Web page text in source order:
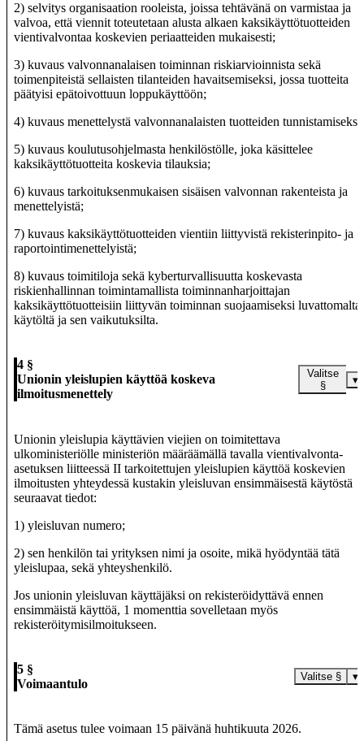
2) selvitys organisaation rooleista, joissa tehtävänä on varmistaa ja
valvoa, että viennit toteutetaan alusta alkaen kaksikäyttötuotteiden
vientivalvontaa koskevien periaatteiden mukaisesti;
3) kuvaus valvonnanalaisen toiminnan riskiarvioinnista sekä
toimenpiteistä sellaisten tilanteiden havaitsemiseksi, jossa tuotteita
päätyisi epätoivottuun loppukäyttöön;
4) kuvaus menettelystä valvonnanalaisten tuotteiden tunnistamiseksi;
5) kuvaus koulutusohjelmasta henkilöstölle, joka käsittelee
kaksikäyttötuotteita koskevia tilauksia;
6) kuvaus tarkoituksenmukaisen sisäisen valvonnan rakenteista ja
menettelyistä;
7) kuvaus kaksikäyttötuotteiden vientiin liittyvistä rekisterinpito- ja
raportointimenettelyistä;
8) kuvaus toimitiloja sekä kyberturvallisuutta koskevasta
riskienhallinnan toimintamallista toiminnanharjoittajan
kaksikäyttötuotteisiin liittyvän toiminnan suojaamiseksi luvattomalta
käytöltä ja sen vaikutuksilta.
4 §
Unionin yleislupien käyttöä koskeva
ilmoitusmenettely
Valitse
§
▾
Unionin yleislupia käyttävien viejien on toimitettava
ulkoministeriölle ministeriön määräämällä tavalla vientivalvonta-
asetuksen liitteessä II tarkoitettujen yleislupien käyttöä koskevien
ilmoitusten yhteydessä kustakin yleisluvan ensimmäisestä käytöstä
seuraavat tiedot:
1) yleisluvan numero;
2) sen henkilön tai yrityksen nimi ja osoite, mikä hyödyntää tätä
yleislupaa, sekä yhteyshenkilö.
Jos unionin yleisluvan käyttäjäksi on rekisteröidyttävä ennen
ensimmäistä käyttöä, 1 momenttia sovelletaan myös
rekisteröitymisilmoitukseen.
5 §
Voimaantulo
Valitse § ▾
Tämä asetus tulee voimaan 15 päivänä huhtikuuta 2026.